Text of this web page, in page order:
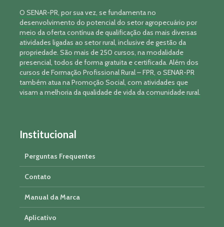
O SENAR-PR, por sua vez, se fundamenta no
desenvolvimento do potencial do setor agropecuário por
meio da oferta contínua de qualificação das mais diversas
atividades ligadas ao setor rural, inclusive de gestão da
propriedade. São mais de 250 cursos, na modalidade
presencial, todos de forma gratuita e certificada. Além dos
cursos de Formação Profissional Rural – FPR, o SENAR-PR
também atua na Promoção Social, com atividades que
visam a melhoria da qualidade de vida da comunidade rural.
Institucional
Perguntas Frequentes
Contato
Manual da Marca
Aplicativo